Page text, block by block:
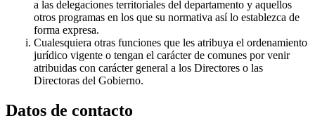
a las delegaciones territoriales del departamento y aquellos
otros programas en los que su normativa así lo establezca de
forma expresa.
Cualesquiera otras funciones que les atribuya el ordenamiento
jurídico vigente o tengan el carácter de comunes por venir
atribuidas con carácter general a los Directores o las
Directoras del Gobierno.
Datos de contacto